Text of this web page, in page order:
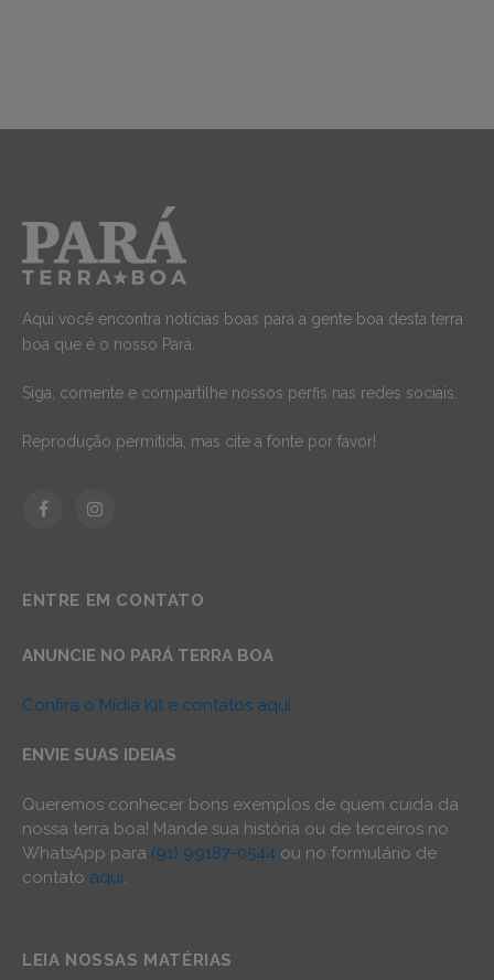
Aqui você encontra notícias boas para a gente boa desta terra
boa que é o nosso Pará.
Siga, comente e compartilhe nossos perfis nas redes sociais.
Reprodução permitida, mas cite a fonte por favor!
FacebookInstagram
ENTRE EM CONTATO
ANUNCIE NO PARÁ TERRA BOA
Confira o Mídia Kit e contatos aqui
ENVIE SUAS IDEIAS
Queremos conhecer bons exemplos de quem cuida da
nossa terra boa! Mande sua história ou de terceiros no
WhatsApp para (91) 99187-0544 ou no formulário de
contato aqui.
LEIA NOSSAS MATÉRIAS